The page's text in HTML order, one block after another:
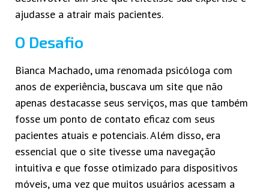
ajudasse a atrair mais pacientes.
O Desafio
Bianca Machado, uma renomada psicóloga com
anos de experiência, buscava um site que não
apenas destacasse seus serviços, mas que também
fosse um ponto de contato eficaz com seus
pacientes atuais e potenciais. Além disso, era
essencial que o site tivesse uma navegação
intuitiva e que fosse otimizado para dispositivos
móveis, uma vez que muitos usuários acessam a